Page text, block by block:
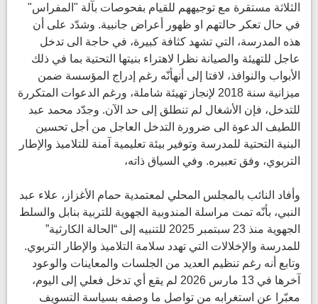
الثلاثة مستقرة مع توجيههم للقيام بفحوصات بآلة "المفراس"
في حال تعكر حالتهم او ظهور أعراض جانبية. وشدّد على أن
هذه المدرسة، التي تشهد كثافة كبيرة، في حاجة الى تدخل
عاجل للتهيئة والصيانة نظرا لاهتراء بنيتها التحتية بما في ذلك
الأبواب والنوافذ، لافتا إلى أنهأنّه رغم إدراج المؤسسة ضمن
ميزانية سنة 2018 لإنجاز تهيئة شاملة، ورغم الدعوات المتكررة
للتدخل، فإن الأشغال لم تنطلق إلى حد الآن. وجدّد محمد عبد
اللطيف الدعوة الى ضرورة التدخل العاجل من أجل تحسين
البنية التحتية للمدرسة وتوفير بيئة تعليمية آمنة للتلاميذ والإطار
التربوي، وفق تعبيره. وفي السياق ذاته،
وأفاد النائب بالمجلس المحلي لمعتمدية حمام الأغزاز، علاء عبد
النبي، بأنّه تمت مراسلة المندوبية الجهوية للتربية بنابل والسلط
الجهوية منذ 23 سبتمبر 2025 للتنبيه إلى “الحالة الكارثية”
للمدرسة والإخلالات التي تهدد سلامة التلاميذ والإطار التربوي.
وتابع أنه رغم تنظيم العديد من الجلسات والمعاينات والوعود
آخرها في 13 مارس 2026 لم يقع أي تدخل فعلي إلى اليوم،
معبّرا عن استغرابه من تواصل ما وصفه بسياسة التسويف